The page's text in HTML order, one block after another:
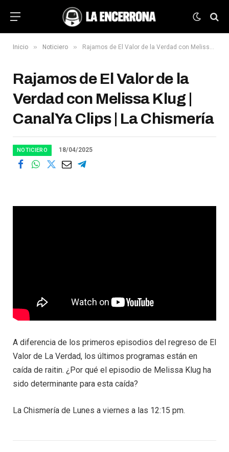
Inicio » Noticiero » Rajamos de El Valor de la Verdad con Melissa Klug | CanalYa Clips | La Chismería
Rajamos de El Valor de la
Verdad con Melissa Klug |
CanalYa Clips | La Chismería
NOTICIERO 18/04/2025
A diferencia de los primeros episodios del regreso de El
Valor de La Verdad, los últimos programas están en
caída de raitin. ¿Por qué el episodio de Melissa Klug ha
sido determinante para esta caída?
La Chismería de Lunes a viernes a las 12:15 pm.